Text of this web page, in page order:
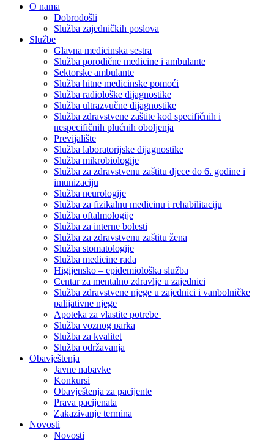
O nama
Dobrodošli
Služba zajedničkih poslova
Službe
Glavna medicinska sestra
Služba porodične medicine i ambulante
Sektorske ambulante
Služba hitne medicinske pomoći
Služba radiološke dijagnostike
Služba ultrazvučne dijagnostike
Služba zdravstvene zaštite kod specifičnih i
nespecifičnih plućnih oboljenja
Previjalište
Služba laboratorijske dijagnostike
Služba mikrobiologije
Služba za zdravstvenu zaštitu djece do 6. godine i
imunizaciju
Služba neurologije
Služba za fizikalnu medicinu i rehabilitaciju
Služba oftalmologije
Služba za interne bolesti
Služba za zdravstvenu zaštitu žena
Služba stomatologije
Služba medicine rada
Higijensko – epidemiološka služba
Centar za mentalno zdravlje u zajednici
Služba zdravstvene njege u zajednici i vanbolničke
palijativne njege
Apoteka za vlastite potrebe
Služba voznog parka
Služba za kvalitet
Služba održavanja
Obavještenja
Javne nabavke
Konkursi
Obavještenja za pacijente
Prava pacijenata
Zakazivanje termina
Novosti
Novosti